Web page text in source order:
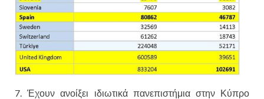
7. Έχουν ανοίξει ιδιωτικά πανεπιστήμια στην Κύπρο